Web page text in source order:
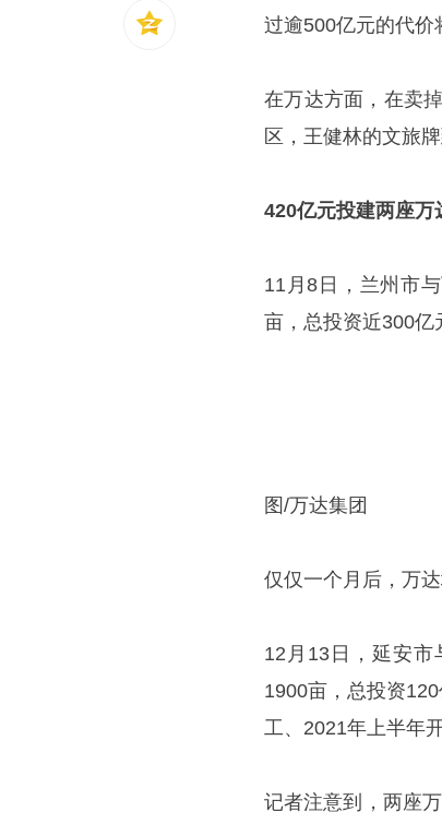
过逾500亿元的代价
在万达方面，在卖
区，王健林的文旅
420亿元投建两座万
11月8日，兰州市
亩，总投资近300亿
图/万达集团
仅仅一个月后，万
12月13日，延安
1900亩，总投资
工、2021年上半年开
记者注意到，两座